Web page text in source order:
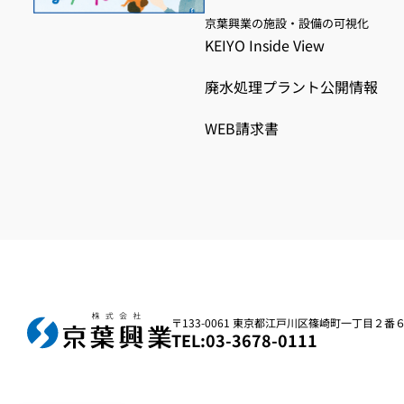
京葉興業の施設・設備の可視化
KEIYO Inside View
廃水処理プラント公開情報
WEB請求書
〒133-0061 東京都江戸川区篠崎町一丁目２番
TEL:03-3678-0111